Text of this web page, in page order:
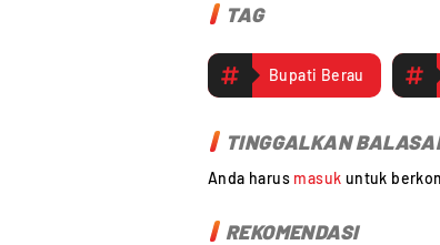
TAG
Bupati Berau
TINGGALKAN
Anda harus masuk untuk
REKOMENDASI